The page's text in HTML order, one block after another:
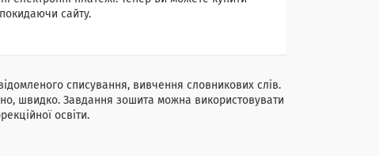
сайту.
списування, вивчення словникових слів.
швидко. Завдання зошита можна використовувати
освіти.